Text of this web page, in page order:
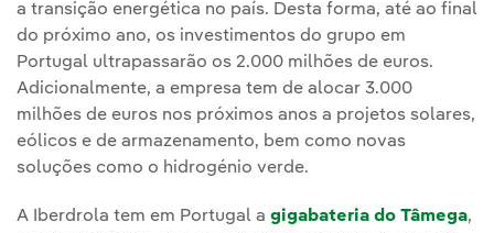
a transição energética no país. Desta forma, até ao final
do próximo ano, os investimentos do grupo em
Portugal ultrapassarão os 2.000 milhões de euros.
Adicionalmente, a empresa tem de alocar 3.000
milhões de euros nos próximos anos a projetos solares,
eólicos e de armazenamento, bem como novas
soluções como o hidrogénio verde.
A Iberdrola tem em Portugal a gigabateria do Tâmega,